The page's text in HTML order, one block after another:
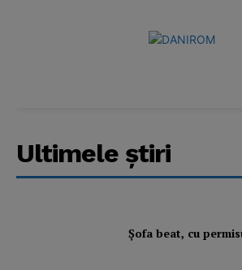
Ultimele ştiri
Şofa beat, cu